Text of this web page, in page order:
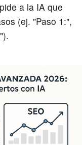
a la IA que
(ej. "Paso 1:",